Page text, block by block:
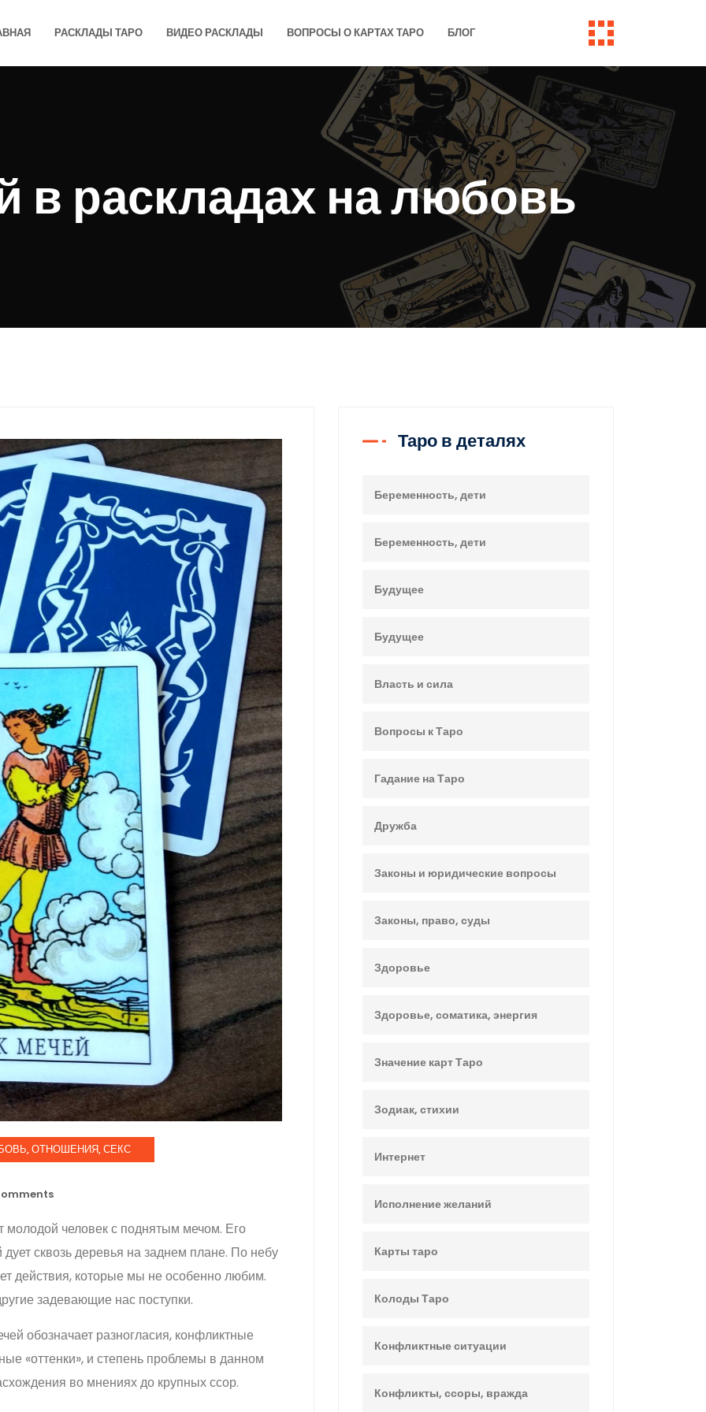
РАСКЛАДЫ ТАРО ВИДЕО РАСКЛАДЫ ВОПРОСЫ О КАРТАХ ТАРО БЛОГ
в раскладах на любовь
ОТНОШЕНИЯ, СЕКС
человек с поднятым мечом. Его
сквозь деревья на заднем плане. По небу
действия, которые мы не особенно любим.
задевающие нас поступки.
обозначает разногласия, конфликтные
«оттенки», и степень проблемы в данном
во мнениях до крупных ссор.
Таро в деталях
Беременность, дети
Беременность, дети
Будущее
Будущее
Власть и сила
Вопросы к Таро
Гадание на Таро
Дружба
Законы и юридические вопросы
Законы, право, суды
Здоровье
Здоровье, соматика, энергия
Значение карт Таро
Зодиак, стихии
Интернет
Исполнение желаний
Карты таро
Колоды Таро
Конфликтные ситуации
Конфликты, ссоры, вражда